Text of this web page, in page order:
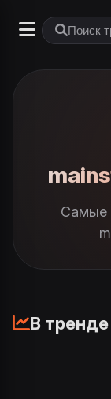
Самые
В тренде